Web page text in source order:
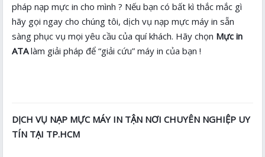
pháp nạp mực in cho mình ? Nếu bạn có bất kì thắc mắc gì
hãy gọi ngay cho chúng tôi, dịch vụ nạp mực máy in sẵn
sàng phục vụ mọi yêu cầu của quí khách. Hãy chọn Mực in
ATAlàm giải pháp để “giải cứu” máy in của bạn !
DỊCH VỤ NẠP MỰC MÁY IN TẬN NƠI CHUYÊN NGHIỆP UY
TÍN TẠI TP.HCM